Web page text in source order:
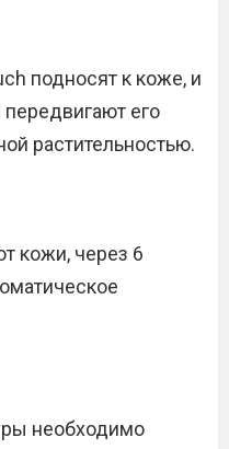
подносят к коже, и
его
растительностью.
кожи, через 6
необходимо